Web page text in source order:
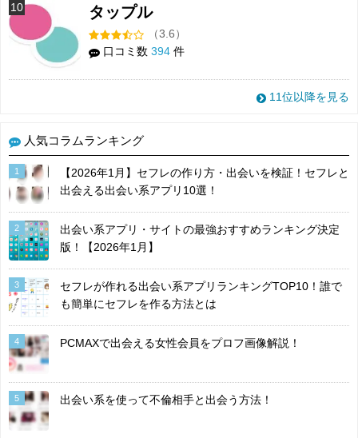
10 タップル
（3.6）
口コミ数 394 件
11位以降を見る
人気コラムランキング
1
【2026年1月】セフレの作り方・出会いを検証！セフレと
出会える出会い系アプリ10選！
2
出会い系アプリ・サイトの最強おすすめランキング決定
版！【2026年1月】
3
セフレが作れる出会い系アプリランキングTOP10！誰で
も簡単にセフレを作る方法とは
4 PCMAXで出会える女性会員をプロフ画像解説！
5 出会い系を使って不倫相手と出会う方法！